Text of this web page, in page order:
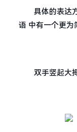
具体的表达
语 中有一个更为
双手竖起大